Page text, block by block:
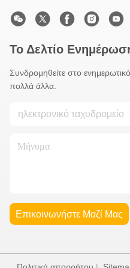
Το Δελτίο
Συνδρομηθείτε στο
πολλά άλλα.
Επικοινωνήστε Μαζί Μας